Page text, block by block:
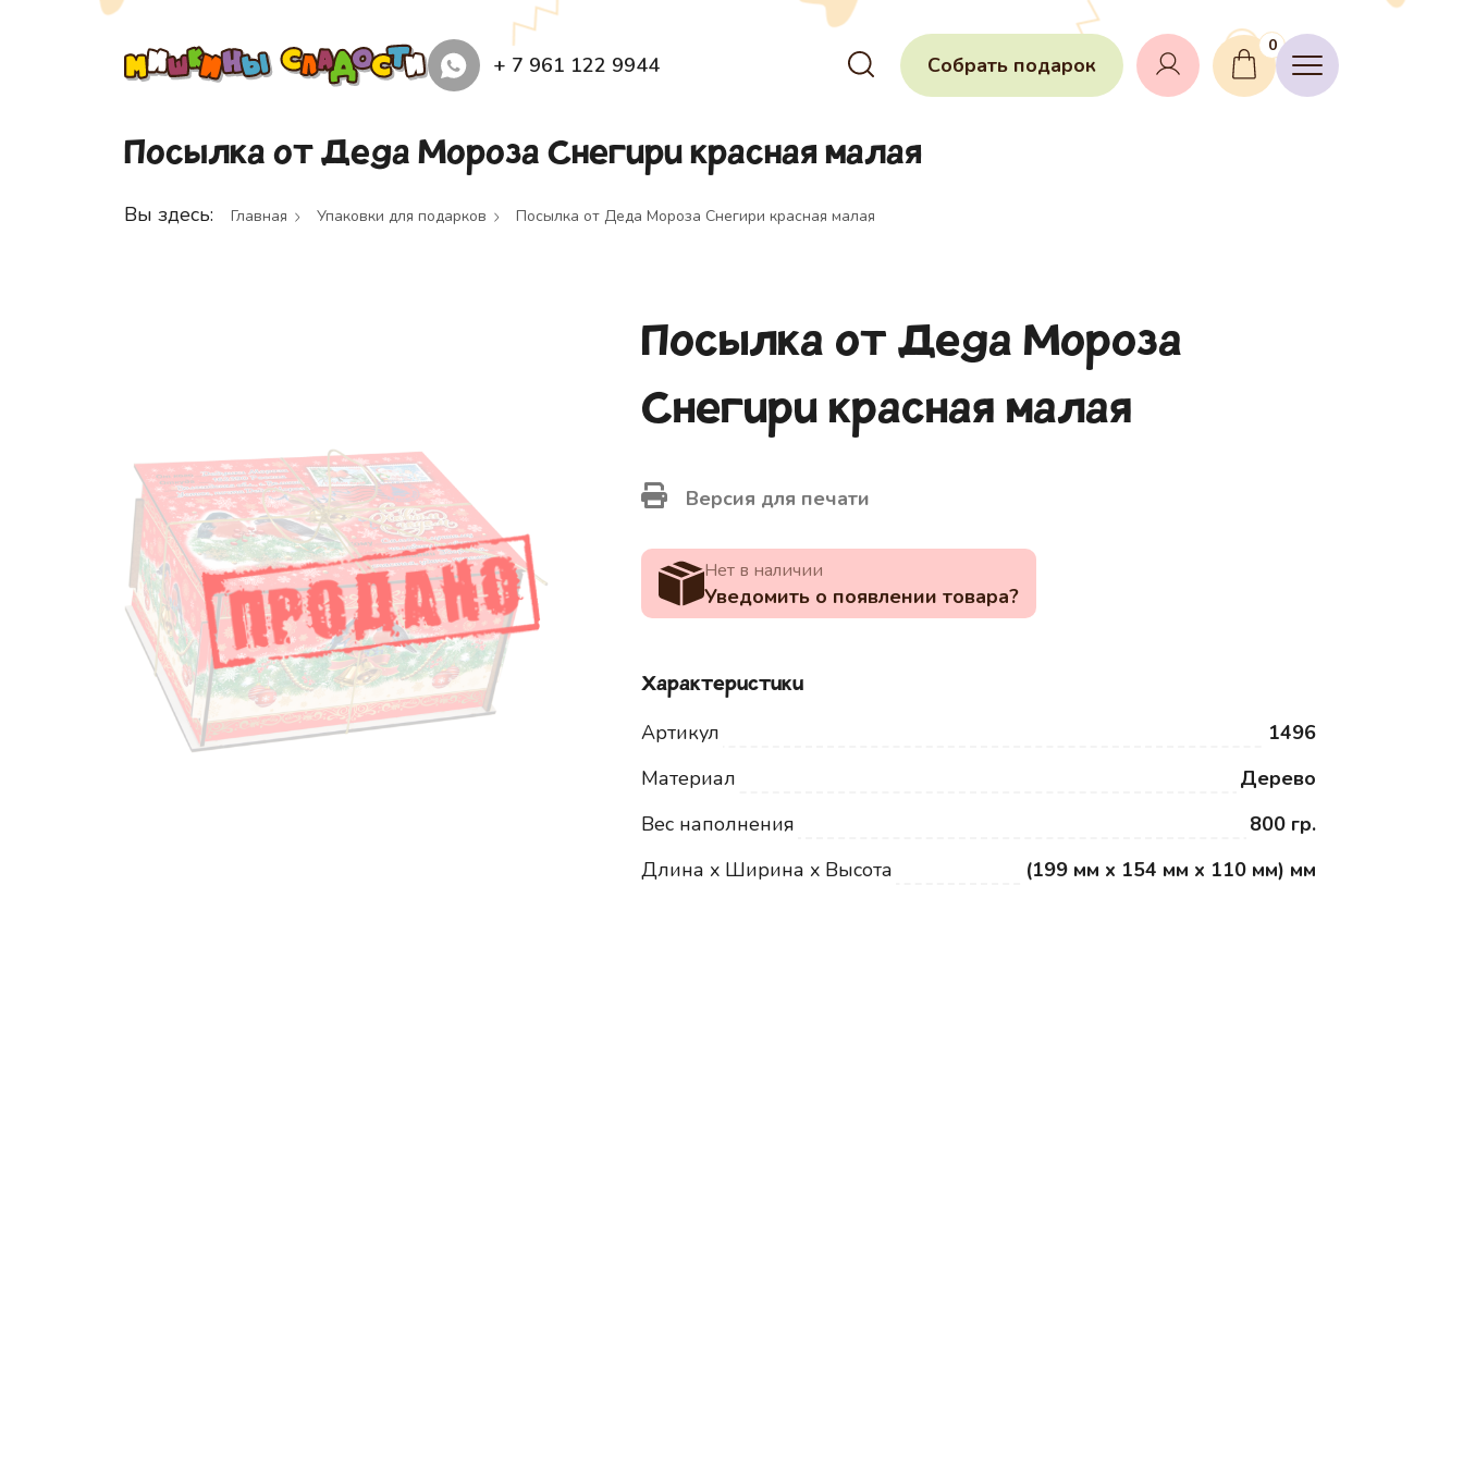
+ 7 961 122 9944 Собрать подарок
0
Посылка от Деда Мороза Снегири красная малая
Вы здесь: Главная Упаковки для подарков Посылка от Деда Мороза Снегири красная малая
Посылка от Деда Мороза
Снегири красная малая
Версия для печати
Нет в наличии
Уведомить о появлении товара?
Характеристики
Артикул
1496
Материал
Дерево
Вес наполнения
800 гр.
Длина x Ширина x Высота
(199 мм x 154 мм x 110 мм) мм